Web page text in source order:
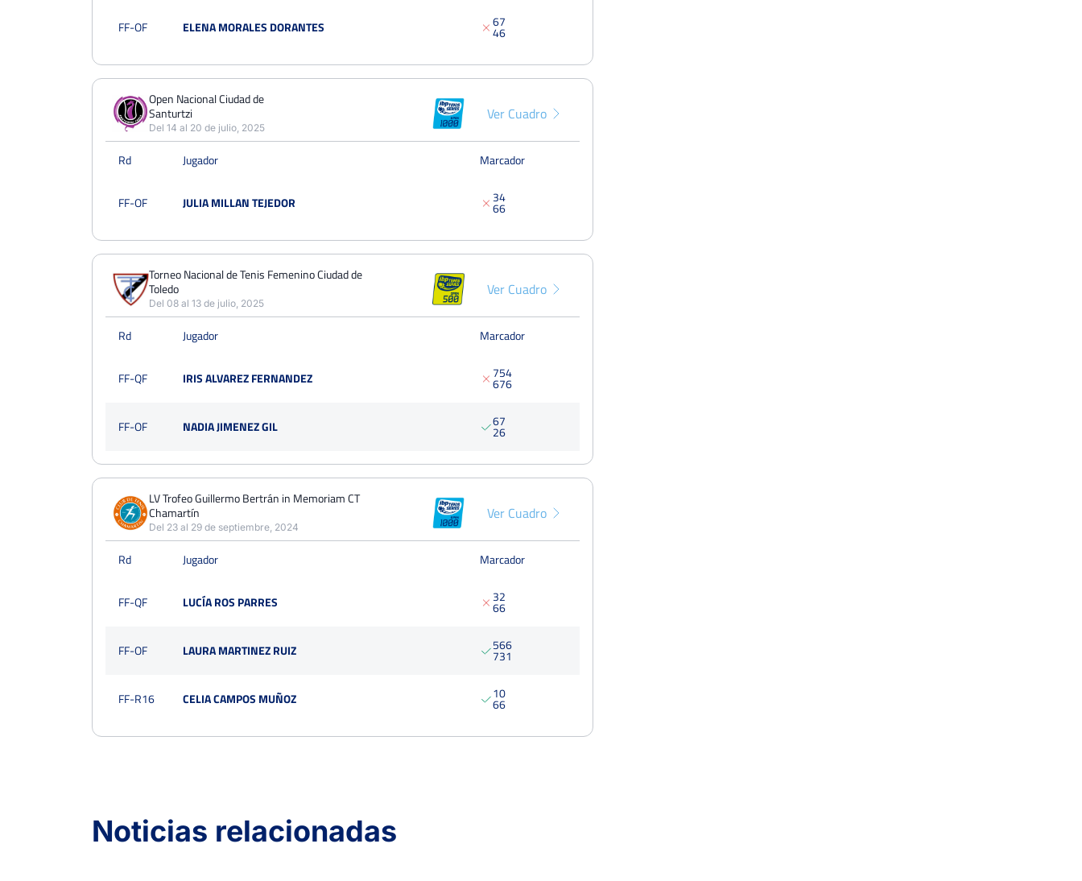
FF-OF ELENA MORALES DORANTES 6
4
7
6
Open Nacional Ciudad de
Santurtzi
Del 14 al 20 de julio, 2025
Ver Cuadro
Rd Jugador Marcador
FF-OF JULIA MILLAN TEJEDOR 3
6
4
6
Torneo Nacional de Tenis Femenino Ciudad de
Toledo
Del 08 al 13 de julio, 2025
Ver Cuadro
Rd Jugador Marcador
FF-QF IRIS ALVAREZ FERNANDEZ 7
6
5
7
4
6
FF-OF NADIA JIMENEZ GIL 6
2
7
6
LV Trofeo Guillermo Bertrán in Memoriam CT
Chamartín
Del 23 al 29 de septiembre, 2024
Ver Cuadro
Rd Jugador Marcador
FF-QF LUCÍA ROS PARRES 3
6
2
6
FF-OF LAURA MARTINEZ RUIZ 5
7
6
3
6
1
FF-R16 CELIA CAMPOS MUÑOZ 1
6
0
6
Noticias relacionadas